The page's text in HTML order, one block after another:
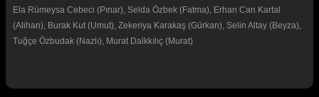
Ela Rümeysa Cebeci (Pınar), Selda Özbek (Fatma), Erhan Can Kartal
(Alihan), Burak Kut (Umut), Zekeriya Karakaş (Gürkan), Selin Altay (Beyza),
Tuğçe Özbudak (Nazlı), Murat Dalkkılıç (Murat)